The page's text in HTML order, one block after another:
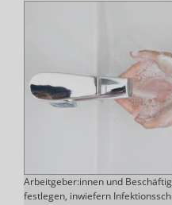
Arbeitgeber:innen und
festlegen, inwiefern